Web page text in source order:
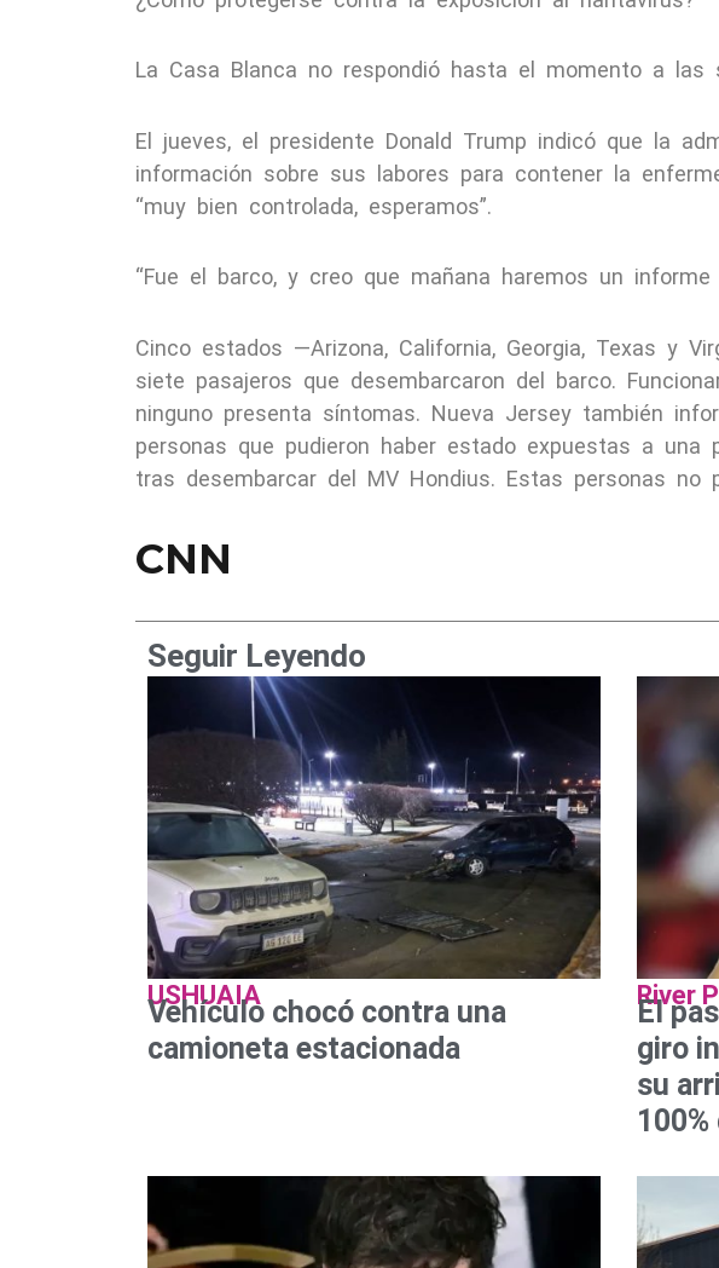
La Casa Blanca no respondió hasta el momento a las
El jueves, el presidente Donald Trump indicó que la
información sobre sus labores para contener la
“muy bien controlada, esperamos”.
“Fue el barco, y creo que mañana haremos un
Cinco estados —Arizona, California, Georgia, Texas y
siete pasajeros que desembarcaron del barco.
ninguno presenta síntomas. Nueva Jersey también
personas que pudieron haber estado expuestas a una
tras desembarcar del MV Hondius. Estas personas no
CNN
Seguir Leyendo
USHUAIA
Vehículo chocó contra una
camioneta estacionada
River
El
giro
su